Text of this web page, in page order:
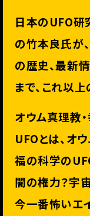
日本のUFO研
の竹本良氏が、
の歴史、最新情
まで、これ以
オウム真理教
UFOとは、 オ
福の科学の
闇の権力？宇
今一番怖いエ